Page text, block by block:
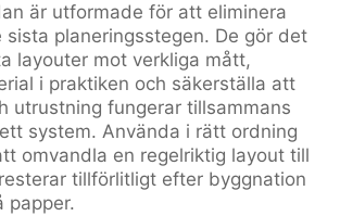
är utformade för att eliminera
sista planeringsstegen. De gör det
layouter mot verkliga mått,
i praktiken och säkerställa att
utrustning fungerar tillsammans
system. Använda i rätt ordning
omvandla en regelriktig layout till
tillförlitligt efter byggnation